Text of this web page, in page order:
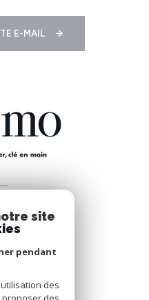
E-MAIL
site
pendant
des